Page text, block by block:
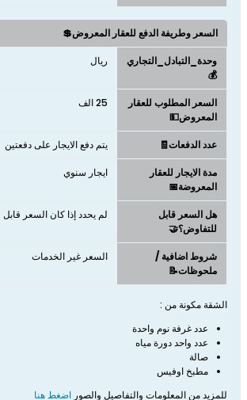
السعر وطريفة الدفع للعقار المعروض💲
وحدة_التبادل_التجاري
💰
ريال
السعر المطلوب للعقار
المعروض💵
25 الف
عدد الدفعات🧾 يتم دفع الايجار على دفعتين
مدة الايجار للعقار
المعروضة📅
ايجار سنوي
هل السعر قابل
للتفاوض؟🤝
لم يحدد إذا كان السعر قابل
شروط اضافية /
ملحوظات📝
السعر غير الخدمات
الشقة مكونة من :
عدد غرفة نوم واحدة
عدد واحد دورة مياه
صالة
مطبخ اوفيس
للمزيد من المعلومات والتفاصيل والصور​ اضغط هنا​